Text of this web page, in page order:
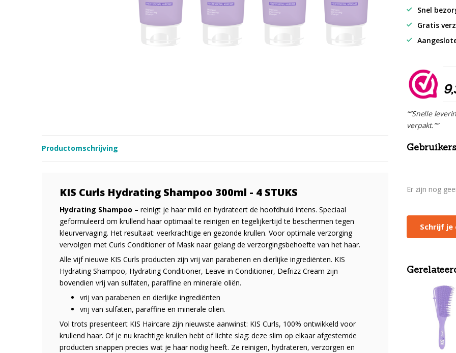
Snel
Gratis
““Snelle
verpakt.””
Productomschrijving
KIS Curls Hydrating Shampoo 300ml - 4 STUKS
Hydrating Shampoo – reinigt je haar mild en hydrateert de hoofdhuid intens. Speciaal
geformuleerd om krullend haar optimaal te reinigen en tegelijkertijd te beschermen tegen
kleurvervaging. Het resultaat: veerkrachtige en gezonde krullen. Voor optimale verzorging
vervolgen met Curls Conditioner of Mask naar gelang de verzorgingsbehoefte van het haar.
Alle vijf nieuwe KIS Curls producten zijn vrij van parabenen en dierlijke ingrediënten. KIS
Hydrating Shampoo, Hydrating Conditioner, Leave-in Conditioner, Defrizz Cream zijn
bovendien vrij van sulfaten, paraffine en minerale oliën.
vrij van parabenen en dierlijke ingrediënten
vrij van sulfaten, paraffine en minerale oliën.
Vol trots presenteert KIS Haircare zijn nieuwste aanwinst: KIS Curls, 100% ontwikkeld voor
krullend haar. Of je nu krachtige krullen hebt of lichte slag: deze slim op elkaar afgestemde
producten snappen precies wat je haar nodig heeft. Ze reinigen, hydrateren, verzorgen en
Er zijn nog
Schrijf